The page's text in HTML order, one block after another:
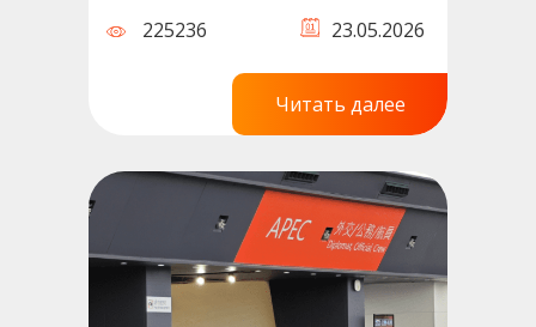
225236
23.05.2026
Читать далее